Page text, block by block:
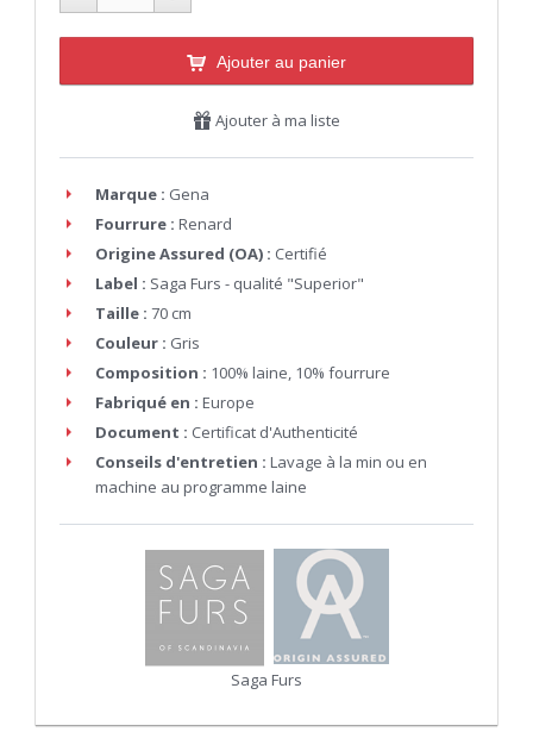
Ajouter au panier
Ajouter à ma liste
Marque : Gena
Fourrure : Renard
Origine Assured (OA) : Certifié
Label : Saga Furs - qualité "Superior"
Taille : 70 cm
Couleur : Gris
Composition : 100% laine, 10% fourrure
Fabriqué en : Europe
Document : Certificat d'Authenticité
Conseils d'entretien : Lavage à la min ou en
machine au programme laine
Saga Furs